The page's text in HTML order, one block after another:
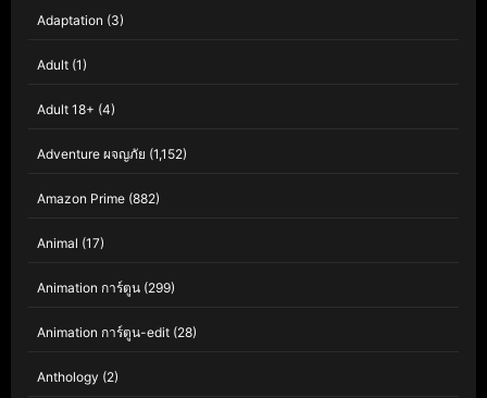
Adaptation (3)
Adult (1)
Adult 18+ (4)
Adventure ผจญภัย (1,152)
Amazon Prime (882)
Animal (17)
Animation การ์ตูน (299)
Animation การ์ตูน-edit (28)
Anthology (2)